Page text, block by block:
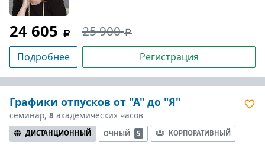
24 605 25 900
Подробнее Регистрация
Графики отпусков от "А" до "Я"
семинар, 8 академических часов
ДИСТАНЦИОННЫЙ ОЧНЫЙ 5 КОРПОРАТИВНЫЙ